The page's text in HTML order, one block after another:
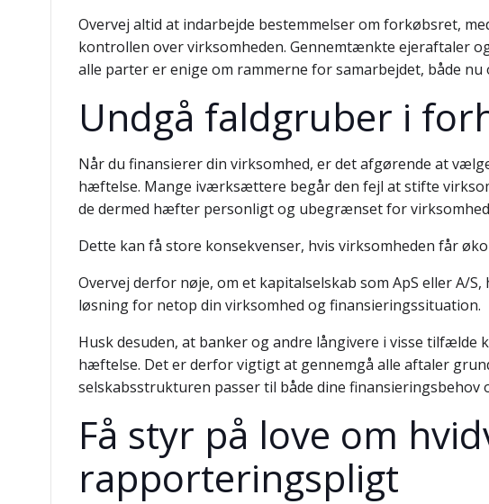
Overvej altid at indarbejde bestemmelser om forkøbsret,
kontrollen over virksomheden. Gennemtænkte ejeraftaler
alle parter er enige om rammerne for samarbejdet, både nu
Undgå faldgruber i
Når du finansierer din virksomhed, er det afgørende at
hæftelse. Mange iværksættere begår den fejl at stifte
de dermed hæfter personligt og ubegrænset for
Dette kan få store konsekvenser, hvis virksomheden får
Overvej derfor nøje, om et kapitalselskab som ApS eller
løsning for netop din virksomhed og finansieringssituation.
Husk desuden, at banker og andre långivere i visse
hæftelse. Det er derfor vigtigt at gennemgå alle aftaler
selskabsstrukturen passer til både dine finansieringsbehov
Få styr på love om
rapporteringspligt